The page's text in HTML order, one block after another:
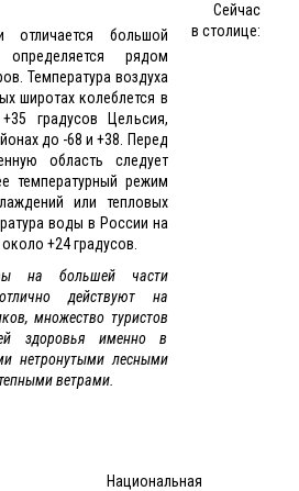
большой
рядом
Температура воздуха
широтах колеблется в
градусов Цельсия,
до -68 и +38. Перед
область следует
температурный режим
или тепловых
воды в России на
+24 градусов.
на большей части
действуют на
множество туристов
здоровья именно в
нетронутыми лесными
ветрами.
Сейчас
в столице:
Национальная